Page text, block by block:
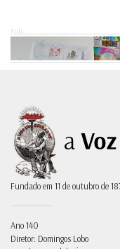
Pub.
Fundado em 11 de outubro de
Ano 140
Diretor: Domingos Lobo